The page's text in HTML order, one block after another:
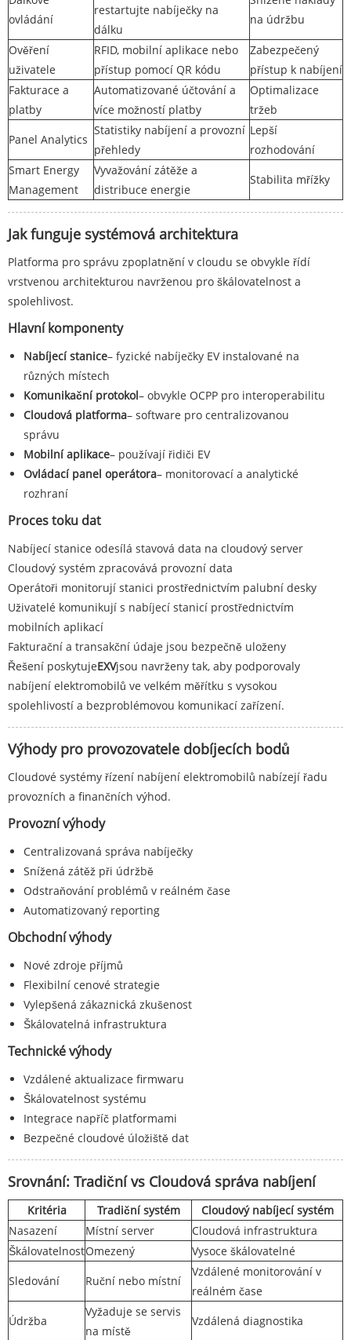
ovládání
restartujte nabíječky na
dálku
na údržbu
Ověření
uživatele
RFID, mobilní aplikace nebo
přístup pomocí QR kódu
Zabezpečený
přístup k nabíjení
Fakturace a
platby
Automatizované účtování a
více možností platby
Optimalizace
tržeb
Panel Analytics
Statistiky nabíjení a provozní
přehledy
Lepší
rozhodování
Smart Energy
Management
Vyvažování zátěže a
distribuce energie
Stabilita mřížky
Jak funguje systémová architektura
Platforma pro správu zpoplatnění v cloudu se obvykle řídí
vrstvenou architekturou navrženou pro škálovatelnost a
spolehlivost.
Hlavní komponenty
Nabíjecí stanice– fyzické nabíječky EV instalované na
různých místech
Komunikační protokol– obvykle OCPP pro interoperabilitu
Cloudová platforma– software pro centralizovanou
správu
Mobilní aplikace– používají řidiči EV
Ovládací panel operátora– monitorovací a analytické
rozhraní
Proces toku dat
Nabíjecí stanice odesílá stavová data na cloudový server
Cloudový systém zpracovává provozní data
Operátoři monitorují stanici prostřednictvím palubní desky
Uživatelé komunikují s nabíjecí stanicí prostřednictvím
mobilních aplikací
Fakturační a transakční údaje jsou bezpečně uloženy
Řešení poskytujeEXVjsou navrženy tak, aby podporovaly
nabíjení elektromobilů ve velkém měřítku s vysokou
spolehlivostí a bezproblémovou komunikací zařízení.
Výhody pro provozovatele dobíjecích bodů
Cloudové systémy řízení nabíjení elektromobilů nabízejí řadu
provozních a finančních výhod.
Provozní výhody
Centralizovaná správa nabíječky
Snížená zátěž při údržbě
Odstraňování problémů v reálném čase
Automatizovaný reporting
Obchodní výhody
Nové zdroje příjmů
Flexibilní cenové strategie
Vylepšená zákaznická zkušenost
Škálovatelná infrastruktura
Technické výhody
Vzdálené aktualizace firmwaru
Škálovatelnost systému
Integrace napříč platformami
Bezpečné cloudové úložiště dat
Srovnání: Tradiční vs Cloudová správa nabíjení
Kritéria Tradiční systém
Cloudový nabíjecí systém
Nasazení
Místní server
Cloudová infrastruktura
ŠkálovatelnostOmezený
Vysoce škálovatelné
Sledování
Ruční nebo místní
Vzdálené monitorování v
reálném čase
Údržba
Vyžaduje se servis
na místě
Vzdálená diagnostika